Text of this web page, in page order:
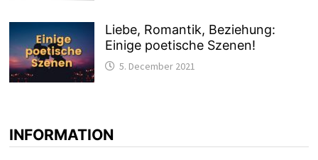
Liebe, Romantik, Beziehung:
Einige poetische Szenen!
5. December 2021
INFORMATION